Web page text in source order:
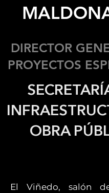
DIRECTOR
PROYECTOS
OBRA
El Viñedo, salón